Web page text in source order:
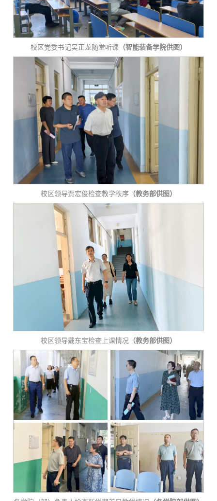
校区党委书记吴正龙随堂听课 （智能装备学院供图）
校区领导贾宏俊检查教学秩序 （教务部供图）
校区领导戴东宝检查上课情况 （教务部供图）